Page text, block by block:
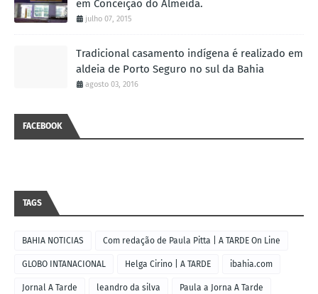
em Conceição do Almeida.
julho 07, 2015
Tradicional casamento indígena é realizado em
aldeia de Porto Seguro no sul da Bahia
agosto 03, 2016
FACEBOOK
TAGS
BAHIA NOTICIAS Com redação de Paula Pitta | A TARDE On Line
GLOBO INTANACIONAL Helga Cirino | A TARDE ibahia.com
Jornal A Tarde leandro da silva Paula a Jorna A Tarde